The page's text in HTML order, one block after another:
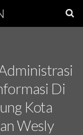
Di
Kota
Wesly